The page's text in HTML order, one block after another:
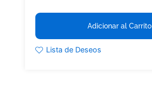
Adicionar al Carrito
Lista de Deseos